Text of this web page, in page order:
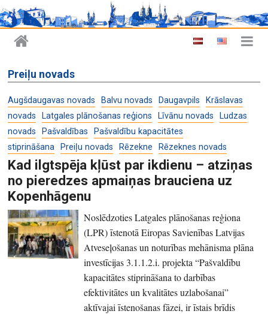
Preiļu novads
Augšdaugavas novads Balvu novads Daugavpils
Krāslavas
novads
Latgales plānošanas reģions Līvānu novads
Ludzas
novads
Pašvaldības
Pašvaldību kapacitātes
stiprināšana
Preiļu novads Rēzekne Rēzeknes novads
Kad ilgtspēja kļūst par ikdienu – atziņas
no pieredzes apmaiņas brauciena uz
Kopenhāgenu
Noslēdzoties Latgales plānošanas reģiona
(LPR) īstenotā Eiropas Savienības Latvijas
Atveseļošanas un noturības mehānisma plāna
investīcijas 3.1.1.2.i. projekta “Pašvaldību
kapacitātes stiprināšana to darbības
efektivitātes un kvalitātes uzlabošanai”
aktīvajai īstenošanas fāzei, ir īstais brīdis